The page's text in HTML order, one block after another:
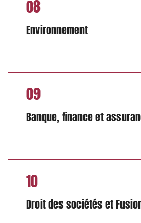
08
Environnement
09
Banque, finance et
10
Droit des sociétés et